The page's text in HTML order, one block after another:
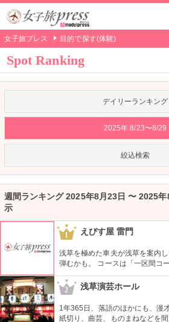
女子旅プレス 目的で探す(体験)
Spot Ranking
デイリーランキング
2025年 8/23〜8/29
絞込検索
週間ランキング 2025年8月23日 〜 2025
示
1 えびす屋 雷門
浅草を極めた車夫が浅草を案内
弾むかも。 コースは「一区間コ
巡り」まで6種類あり。結婚式、
好評だとか。
2 浅草演芸ホール
1年365日、落語のほかにも、漫
紙切り、曲芸、ものまねなどを